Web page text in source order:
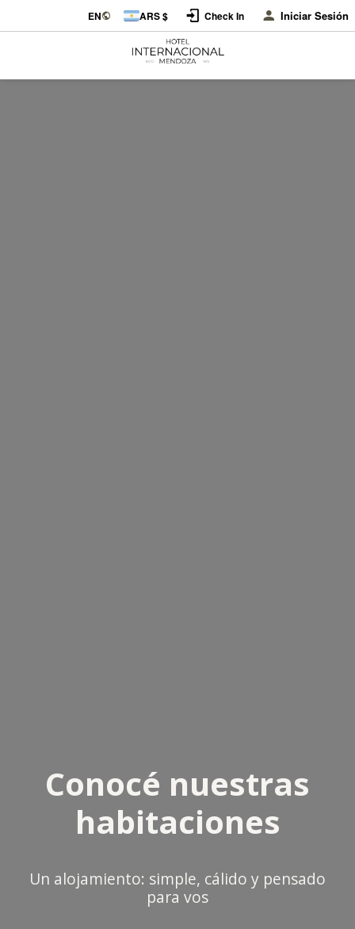
EN ARS $ Check In Iniciar Sesión
Conocé nuestras
habitaciones
Un alojamiento: simple, cálido y pensado
para vos